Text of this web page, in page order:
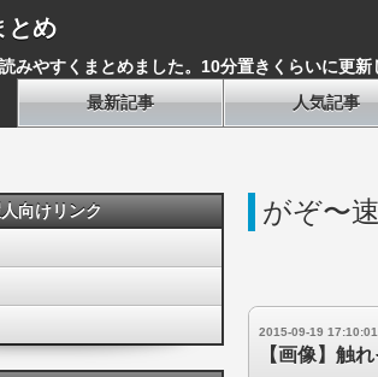
とめ
みやすくまとめました。10分置きくらいに更新
最新記事
人気記事
がぞ〜
2015-09-19 17:10:01
【画像】触
向けリンク